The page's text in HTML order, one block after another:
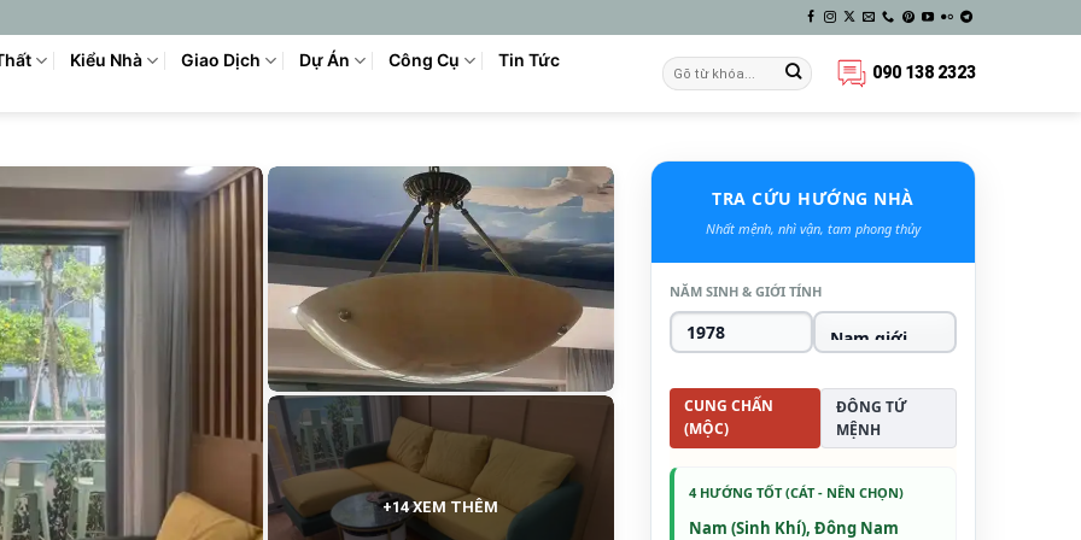
Kiểu Nhà Giao Dịch Dự Án Công Cụ Tin Tức
090 138 2323
+14 XEM THÊM
TRA CỨU HƯỚNG NHÀ
Nhất mệnh, nhì vận, tam phong thủy
NĂM SINH & GIỚI TÍNH
CUNG CHẤN
(MỘC)
ĐÔNG TỨ
MỆNH
4 HƯỚNG TỐT (CÁT - NÊN CHỌN)
Nam (Sinh Khí), Đông Nam